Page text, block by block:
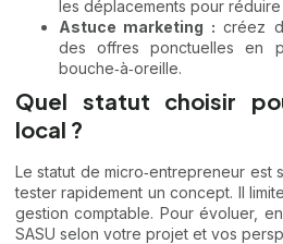
les déplacements pour
Astuce marketing : créez
des offres ponctuelles en
bouche‑à‑oreille.
Quel statut choisir
local ?
Le statut de micro‑entrepreneur est
tester rapidement un concept. Il
gestion comptable. Pour évoluer,
SASU selon votre projet et vos